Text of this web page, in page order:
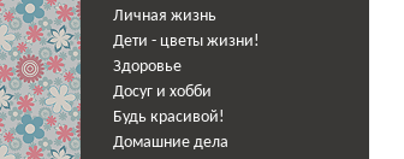
Личная жизнь
Дети - цветы жизни!
Здоровье
Досуг и хобби
Будь красивой!
Домашние дела